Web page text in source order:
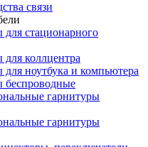
связи
для стационарного
для коллцентра
для ноутбука и компьютера
беспроводные
гарнитуры
гарнитуры